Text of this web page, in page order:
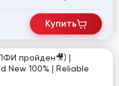
Купить
New 100% | Reliable